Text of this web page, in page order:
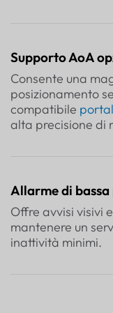
Supporto AoA
Consente una
posizionamento
compatibile
alta precisione di
Allarme di
Offre avvisi visivi
mantenere un
inattività minimi.